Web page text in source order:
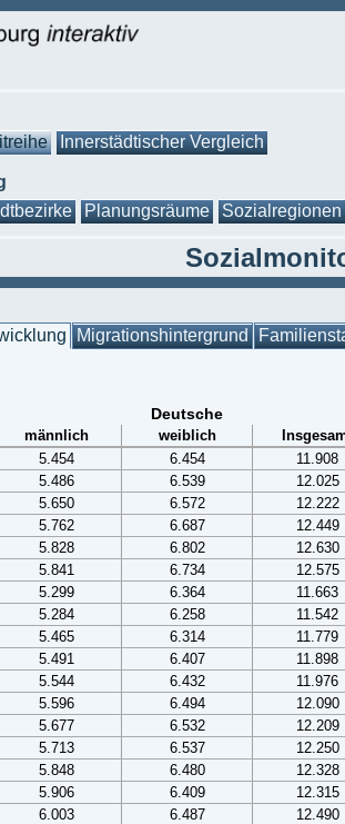
Innerstädtischer Vergleich
Planungsräume Sozialregionen
Migrationshintergrund
Deutsche
männlich weiblich
5.454 6.454
11.908
5.486 6.539
12.025
5.650 6.572
12.222
5.762 6.687
12.449
5.828 6.802
12.630
5.841 6.734
12.575
5.299 6.364
11.663
5.284 6.258
11.542
5.465 6.314
11.779
5.491 6.407
11.898
5.544 6.432
11.976
5.596 6.494
12.090
5.677 6.532
12.209
5.713 6.537
12.250
5.848 6.480
12.328
5.906 6.409
12.315
6.003 6.487
12.490